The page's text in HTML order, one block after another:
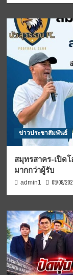
ข่าวประชาสัมพันธ์
สมุทรสาคร-เปิด
มากกว่าผู้รับ
admin1 05/08/